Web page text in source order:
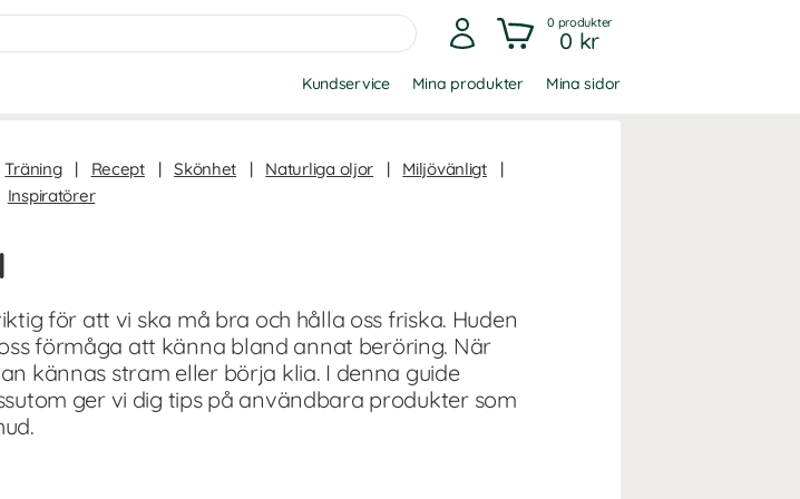
0 produkter
0 kr
Kundservice Mina produkter Mina sidor
Träning | Recept | Skönhet | Naturliga oljor | Miljövänligt
|
Inspiratörer
för att vi ska må bra och hålla oss friska. Huden
förmåga att känna bland annat beröring. När
kännas stram eller börja klia. I denna guide
ger vi dig tips på användbara produkter som